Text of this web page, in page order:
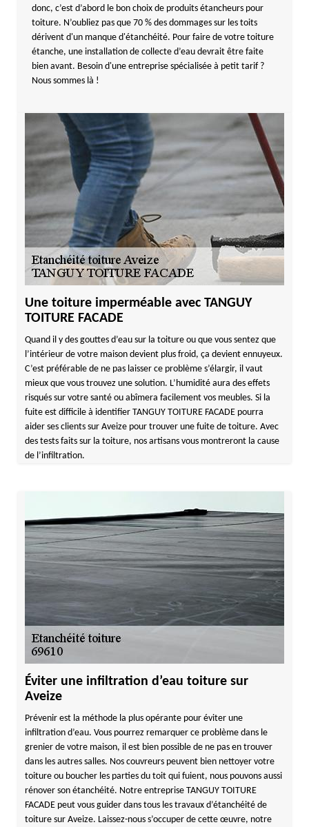
donc, c’est d’abord le bon choix de produits étancheurs pour
toiture. N’oubliez pas que 70 % des dommages sur les toits
dérivent d'un manque d'étanchéité. Pour faire de votre toiture
étanche, une installation de collecte d’eau devrait être faite
bien avant. Besoin d'une entreprise spécialisée à petit tarif ?
Nous sommes là !
Une toiture imperméable avec TANGUY
TOITURE FACADE
Quand il y des gouttes d’eau sur la toiture ou que vous sentez que
l’intérieur de votre maison devient plus froid, ça devient ennuyeux.
C’est préférable de ne pas laisser ce problème s’élargir, il vaut
mieux que vous trouvez une solution. L’humidité aura des effets
risqués sur votre santé ou abîmera facilement vos meubles. Si la
fuite est difficile à identifier TANGUY TOITURE FACADE pourra
aider ses clients sur Aveize pour trouver une fuite de toiture. Avec
des tests faits sur la toiture, nos artisans vous montreront la cause
de l’infiltration.
Éviter une infiltration d’eau toiture sur
Aveize
Prévenir est la méthode la plus opérante pour éviter une
infiltration d’eau. Vous pourrez remarquer ce problème dans le
grenier de votre maison, il est bien possible de ne pas en trouver
dans les autres salles. Nos couvreurs peuvent bien nettoyer votre
toiture ou boucher les parties du toit qui fuient, nous pouvons aussi
rénover son étanchéité. Notre entreprise TANGUY TOITURE
FACADE peut vous guider dans tous les travaux d’étanchéité de
toiture sur Aveize. Laissez-nous s’occuper de cette œuvre, notre